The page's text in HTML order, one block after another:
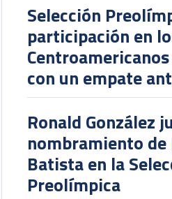
Selección
participación en
con un empate
Ronald González
nombramiento
Batista en la
Preolímpica